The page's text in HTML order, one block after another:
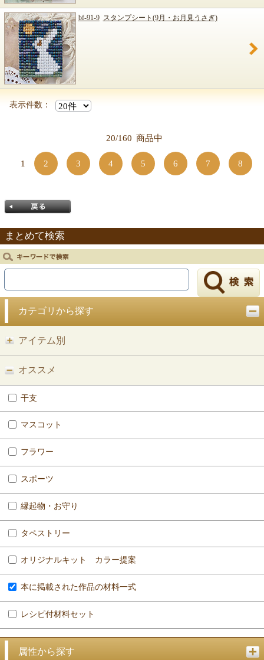
bf-91-9 スタンプシート(9月・お月見うさぎ)
表示件数：
20/160 商品中
1 2 3 4 5 6 7 8
戻る
まとめて検索
カテゴリから探す
アイテム別
オススメ
干支
マスコット
フラワー
スポーツ
縁起物・お守り
タペストリー
オリジナルキット カラー提案
本に掲載された作品の材料一式
レシピ付材料セット
属性から探す